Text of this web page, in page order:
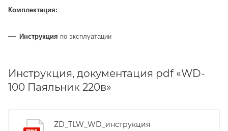
Комплектация:
Инструкция по эксплуатации
Инструкция, документация pdf «WD-
100 Паяльник 220в»
ZD_TLW_WD_инструкция